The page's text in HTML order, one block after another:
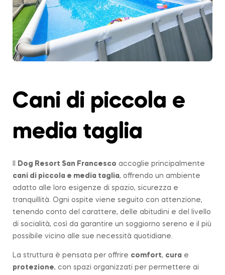
Cani di piccola e
media taglia
Dog Resort San Francesco accoglie principalmente
cani di piccola e media taglia, offrendo un ambiente
adatto alle loro esigenze di spazio, sicurezza e
tranquillità. Ogni ospite viene seguito con attenzione,
tenendo conto del carattere, delle abitudini e del livello
di socialità, così da garantire un soggiorno sereno e il più
possibile vicino alle sue necessità quotidiane.
La struttura è pensata per offrire comfort, cura e
protezione, con spazi organizzati per permettere ai